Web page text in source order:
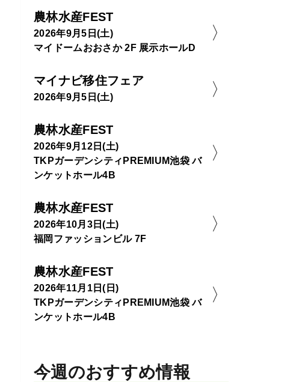
農林水産FEST
2026年9月5日(土)
マイドームおおさか 2F 展示ホールD
マイナビ移住フェア
2026年9月5日(土)
農林水産FEST
2026年9月12日(土)
TKPガーデンシティPREMIUM池袋 バ
ンケットホール4B
農林水産FEST
2026年10月3日(土)
福岡ファッションビル 7F
農林水産FEST
2026年11月1日(日)
TKPガーデンシティPREMIUM池袋 バ
ンケットホール4B
今週のおすすめ情報